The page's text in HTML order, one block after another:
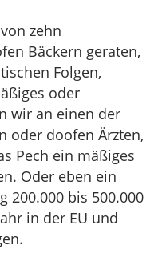
zehn
Bäckern geraten,
Folgen,
oder
wir an einen der
oder doofen Ärzten,
Pech ein mäßiges
Oder eben ein
200.000 bis 500.000
in der EU und